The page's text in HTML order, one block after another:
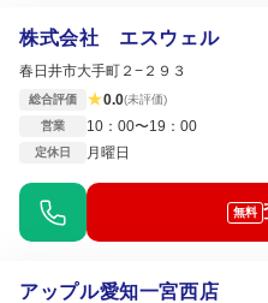
株式会社 エスウェル
春日井市大手町２−２９３
総合評価 ★0.0(未評価)
営業
10：00〜19：00
定休日 月曜日
無料
アップル愛知一宮西店